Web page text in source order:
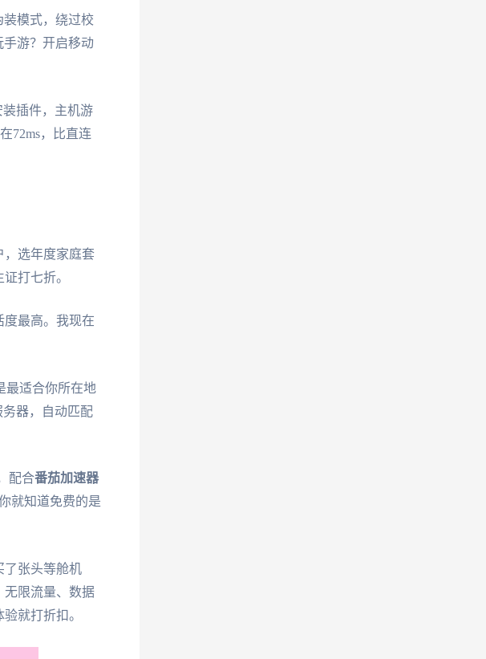
装模式，绕过校
游？开启移动
装插件，主机游
72ms，比直连
，选年度家庭套
打七折。
度最高。我现在
最适合你所在地
器，自动匹配
配合番茄加速器
就知道免费的是
了张头等舱机
无限流量、数据
就打折扣。